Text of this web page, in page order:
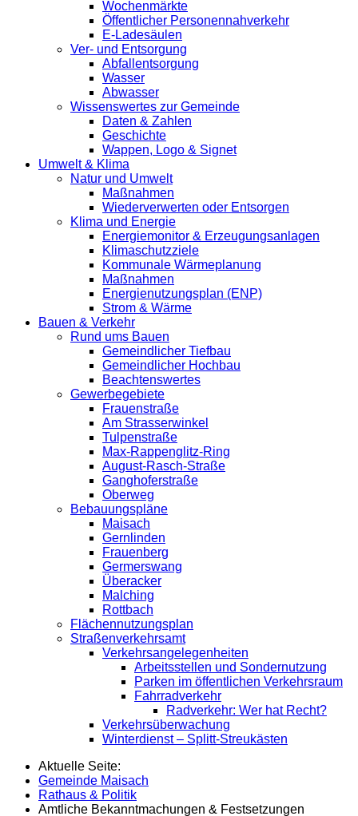
Wochenmärkte
Öffentlicher Personennahverkehr
E-Ladesäulen
Ver- und Entsorgung
Abfallentsorgung
Wasser
Abwasser
Wissenswertes zur Gemeinde
Daten & Zahlen
Geschichte
Wappen, Logo & Signet
Umwelt & Klima
Natur und Umwelt
Maßnahmen
Wiederverwerten oder Entsorgen
Klima und Energie
Energiemonitor & Erzeugungsanlagen
Klimaschutzziele
Kommunale Wärmeplanung
Maßnahmen
Energienutzungsplan (ENP)
Strom & Wärme
Bauen & Verkehr
Rund ums Bauen
Gemeindlicher Tiefbau
Gemeindlicher Hochbau
Beachtenswertes
Gewerbegebiete
Frauenstraße
Am Strasserwinkel
Tulpenstraße
Max-Rappenglitz-Ring
August-Rasch-Straße
Ganghoferstraße
Oberweg
Bebauungspläne
Maisach
Gernlinden
Frauenberg
Germerswang
Überacker
Malching
Rottbach
Flächennutzungsplan
Straßenverkehrsamt
Verkehrsangelegenheiten
Arbeitsstellen und Sondernutzung
Parken im öffentlichen Verkehrsraum
Fahrradverkehr
Radverkehr: Wer hat Recht?
Verkehrsüberwachung
Winterdienst – Splitt-Streukästen
Aktuelle Seite:
Gemeinde Maisach
Rathaus & Politik
Amtliche Bekanntmachungen & Festsetzungen